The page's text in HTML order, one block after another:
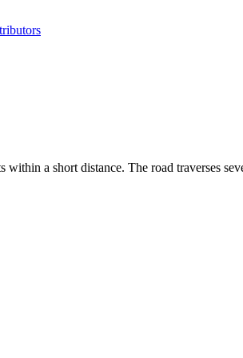
a short distance. The road traverses